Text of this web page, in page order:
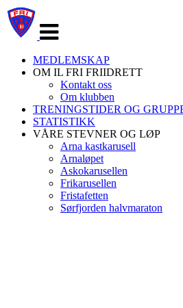
navigasjon
MEDLEMSKAP
OM IL FRI FRIIDRETT
Kontakt oss
Om klubben
TRENINGSTIDER OG
STATISTIKK
VÅRE STEVNER OG LØP
Arna kastkarusell
Arnaløpet
Askokarusellen
Frikarusellen
Fristafetten
Sørfjorden halvmaraton